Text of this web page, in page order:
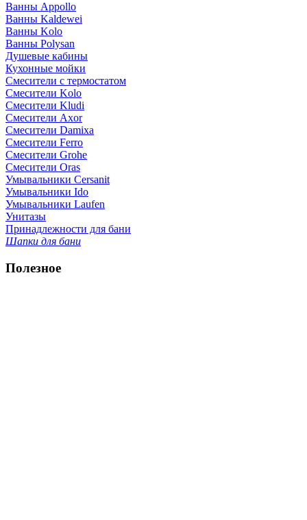
Ванны Appollo
Ванны Kaldewei
Ванны Kolo
Ванны Polysan
Душевые кабины
Кухонные мойки
Смесители с термостатом
Смесители Kolo
Смесители Kludi
Смесители Axor
Смесители Damixa
Смесители Ferro
Смесители Grohe
Смесители Oras
Умывальники Cersanit
Умывальники Ido
Умывальники Laufen
Унитазы
Принадлежности для бани
Шапки для бани
Полезное